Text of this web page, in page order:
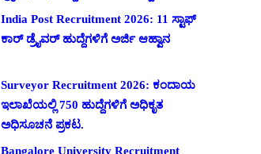
India Post Recruitment 2026: 11 ಸ್ಟಾಫ್
ಕಾರ್ ಡ್ರೈವರ್ ಹುದ್ದೆಗಳಿಗೆ ಅರ್ಜಿ ಆಹ್ವಾನ
Surveyor Recruitment 2026: ಕಂದಾಯ
ಇಲಾಖೆಯಲ್ಲಿ 750 ಹುದ್ದೆಗಳಿಗೆ ಅಧಿಕೃತ
ಅಧಿಸೂಚನೆ ಪ್ರಕಟ.
Bangalore University Recruitment